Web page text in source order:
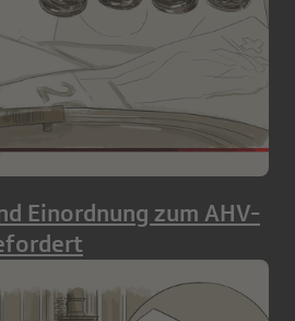
Einordnung zum AHV-